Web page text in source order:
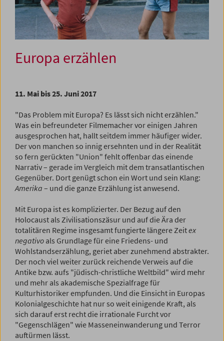
Europa erzählen
11. Mai bis 25. Juni 2017
"Das Problem mit Europa? Es lässt sich nicht erzählen."
Was ein befreundeter Filmemacher vor einigen Jahren
ausgesprochen hat, hallt seitdem immer häufiger wider.
Der von manchen so innig ersehnten und in der Realität
so fern gerückten "Union" fehlt offenbar das einende
Narrativ – gerade im Vergleich mit dem transatlantischen
Gegenüber. Dort genügt schon ein Wort und sein Klang:
Amerika – und die ganze Erzählung ist anwesend.
Mit Europa ist es komplizierter. Der Bezug auf den
Holocaust als Zivilisationszäsur und auf die Ära der
totalitären Regime insgesamt fungierte längere Zeitex
negativo als Grundlage für eine Friedens- und
Wohlstandserzählung, geriet aber zunehmend abstrakter.
Der noch viel weiter zurück reichende Verweis auf die
Antike bzw. aufs "jüdisch-christliche Weltbild" wird mehr
und mehr als akademische Spezialfrage für
Kulturhistoriker empfunden. Und die Einsicht in Europas
Kolonialgeschichte hat nur so weit einigende Kraft, als
sich darauf erst recht die irrationale Furcht vor
"Gegenschlägen" wie Masseneinwanderung und Terror
auftürmen lässt.